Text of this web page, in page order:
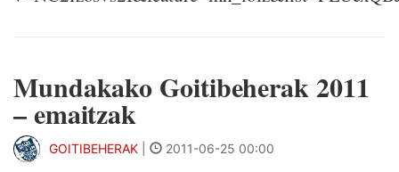
Mundakako Goitibeherak 2011
– emaitzak
GOITIBEHERAK 2011-06-25 00:00